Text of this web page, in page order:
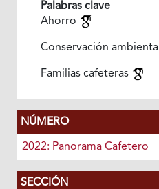
Palabras clave
Ahorro
Conservación ambiental
Familias cafeteras
NÚMERO
2022: Panorama Cafetero
SECCIÓN